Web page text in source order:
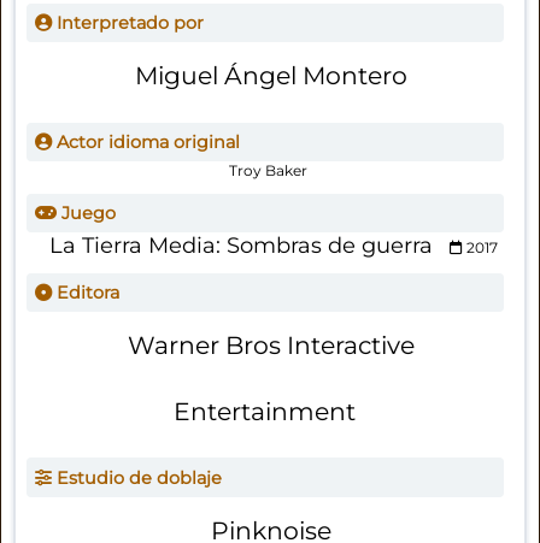
Interpretado por
Miguel Ángel Montero
Actor idioma original
Troy Baker
Juego
La Tierra Media: Sombras de guerra 2017
Editora
Warner Bros Interactive
Entertainment
Estudio de doblaje
Pinknoise